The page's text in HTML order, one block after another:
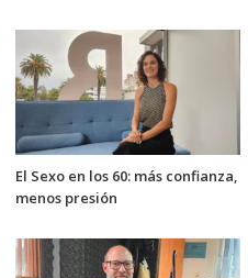
El Sexo en los 60: más confianza,
menos presión